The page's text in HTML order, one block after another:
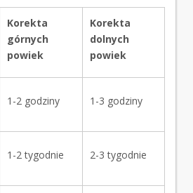
Korekta
górnych
powiek
Korekta
dolnych
powiek
1-2 godziny 1-3 godziny
1-2 tygodnie 2-3 tygodnie